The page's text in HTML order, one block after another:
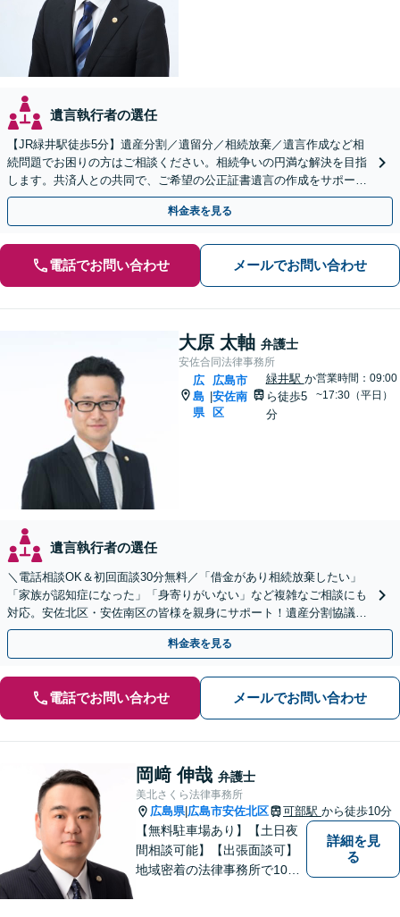
遺言執行者の選任
【JR緑井駅徒歩5分】遺産分割／遺留分／相続放棄／遺言作成など相
続問題でお困りの方はご相談ください。相続争いの円満な解決を目指
します。共済人との共同で、ご希望の公正証書遺言の作成をサポート
【完全個室】
料金表を見る
電話でお問い合わせ メールでお問い合わせ
大原 太軸 弁護士
安佐合同法律事務所
広
島
県
広島市
安佐南
区
緑井駅 か
ら徒歩5
分
営業時間：09:00
~17:30（平日）
遺言執行者の選任
＼電話相談OK＆初回面談30分無料／「借金があり相続放棄したい」
「家族が認知症になった」「身寄りがいない」など複雑なご相談にも
対応。安佐北区・安佐南区の皆様を親身にサポート！遺産分割協議や
調停、遺言書作成、成年後見申し立て【JR緑井駅5分】
料金表を見る
電話でお問い合わせ メールでお問い合わせ
岡﨑 伸哉 弁護士
美北さくら法律事務所
広島県| 広島市安佐北区 可部駅 から徒歩10分
【無料駐車場あり】【土日夜
間相談可能】【出張面談可】
地域密着の法律事務所で10年
詳細を見
る